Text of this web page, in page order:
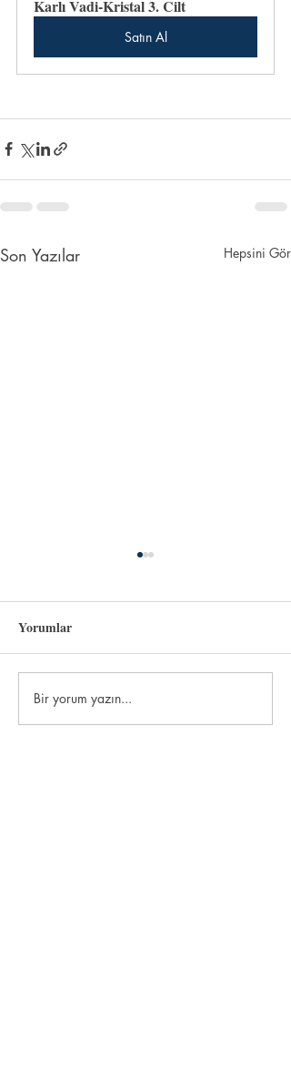
Karlı Vadi-Kristal 3. Cilt
Satın Al
Son Yazılar Hepsini Gör
Sevgili Vatanım
Yorumlar
Bir yorum yazın...